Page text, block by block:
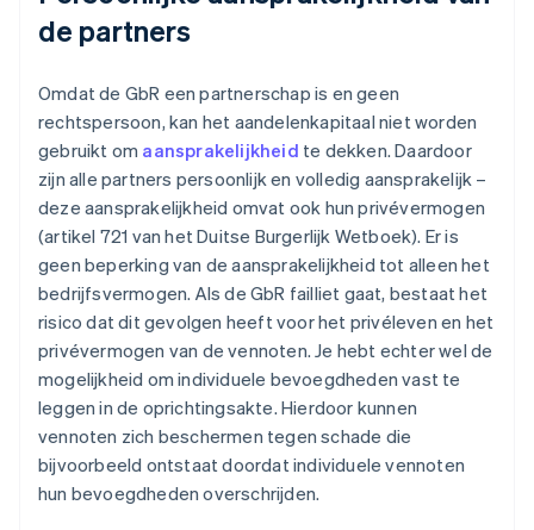
de partners
Omdat de GbR een partnerschap is en geen
rechtspersoon, kan het aandelenkapitaal niet worden
gebruikt om aansprakelijkheid te dekken. Daardoor
zijn alle partners persoonlijk en volledig aansprakelijk –
deze aansprakelijkheid omvat ook hun privévermogen
(artikel 721 van het Duitse Burgerlijk Wetboek). Er is
geen beperking van de aansprakelijkheid tot alleen het
bedrijfsvermogen. Als de GbR failliet gaat, bestaat het
risico dat dit gevolgen heeft voor het privéleven en het
privévermogen van de vennoten. Je hebt echter wel de
mogelijkheid om individuele bevoegdheden vast te
leggen in de oprichtingsakte. Hierdoor kunnen
vennoten zich beschermen tegen schade die
bijvoorbeeld ontstaat doordat individuele vennoten
hun bevoegdheden overschrijden.